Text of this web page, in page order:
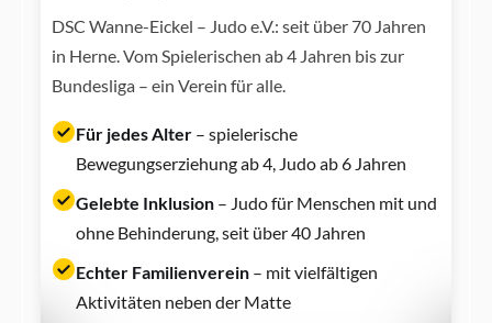
DSC Wanne-Eickel – Judo e.V.: seit über 70 Jahren
in Herne. Vom Spielerischen ab 4 Jahren bis zur
Bundesliga – ein Verein für alle.
Für jedes Alter– spielerische
Bewegungserziehung ab 4, Judo ab 6 Jahren
Gelebte Inklusion– Judo für Menschen mit und
ohne Behinderung, seit über 40 Jahren
Echter Familienverein– mit vielfältigen
Aktivitäten neben der Matte